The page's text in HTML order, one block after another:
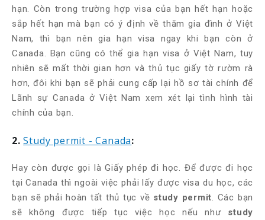
hạn. Còn trong trường hợp visa của bạn hết hạn hoặc
sắp hết hạn mà bạn có ý định về thăm gia đình ở Việt
Nam, thì bạn nên gia hạn visa ngay khi bạn còn ở
Canada. Bạn cũng có thể gia hạn visa ở Việt Nam, tuy
nhiên sẽ mất thời gian hơn và thủ tục giấy tờ rườm rà
hơn, đôi khi bạn sẽ phải cung cấp lại hồ sơ tài chính để
Lãnh sự Canada ở Việt Nam xem xét lại tình hình tài
chính của bạn.
2.Study permit - Canada:
Hay còn được gọi là Giấy phép đi học. Để được đi học
tại Canada thì ngoài việc phải lấy được visa du học, các
bạn sẽ phải hoàn tất thủ tục về study permit . Các bạn
sẽ không được tiếp tục việc học nếu như study